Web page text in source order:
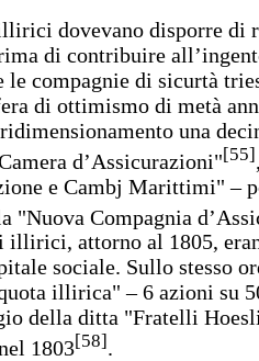
dovevano disporre di
di contribuire
le compagnie di sicurtà
di ottimismo di metà
una
d’Assicurazioni"[55]
e Cambj Marittimi" –
"Nuova Compagnia
illirici, attorno al 1805,
sociale. Sullo stesso
illirica" – 6 azioni su
della ditta "Fratelli
1803[58] .